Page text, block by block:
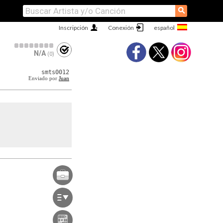
⚲
Conexión
Inscripción
N/A (0)
smts0012
Enviado por Juan